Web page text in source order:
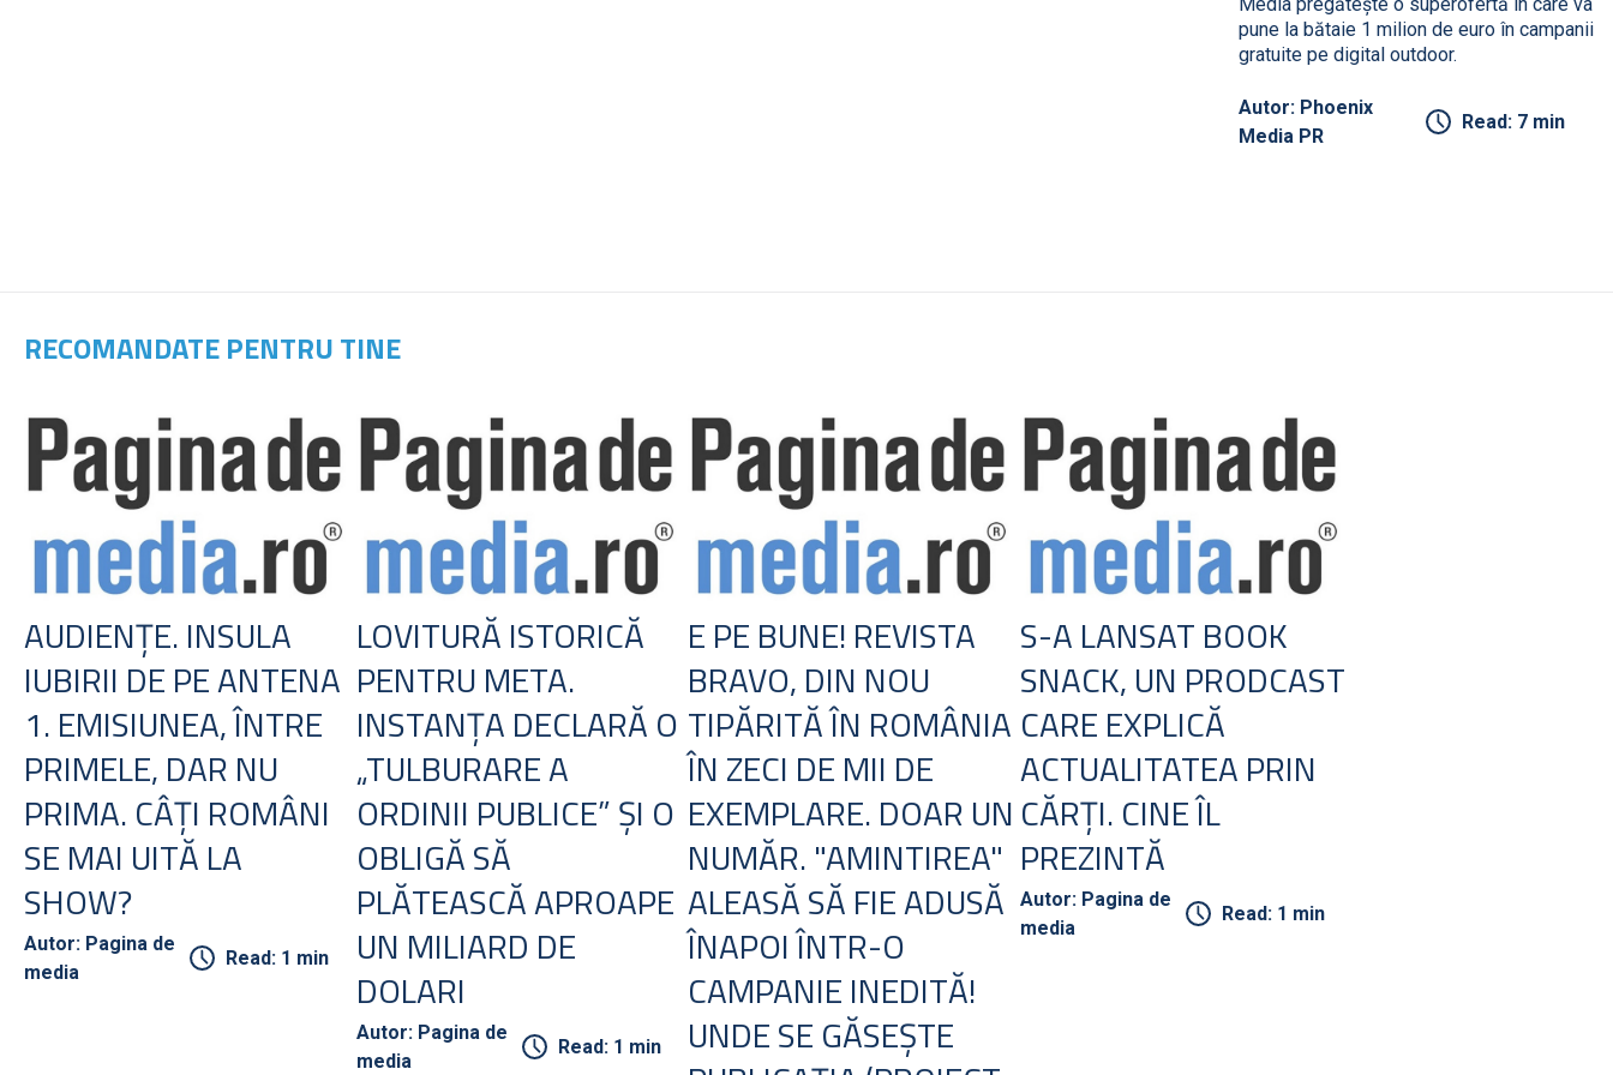
pune la bătaie 1 milion de euro în campanii
gratuite pe digital outdoor.
Autor: Phoenix
Media PR
Read: 7 min
RECOMANDATE PENTRU TINE
AUDIENŢE. INSULA
IUBIRII DE PE ANTENA
1. EMISIUNEA, ÎNTRE
PRIMELE, DAR NU
PRIMA. CÂŢI ROMÂNI
SE MAI UITĂ LA
SHOW?
Autor: Pagina de
media
Read: 1 min
LOVITURĂ ISTORICĂ
PENTRU META.
INSTANŢA DECLARĂ O
„TULBURARE A
ORDINII PUBLICE” ŞI O
OBLIGĂ SĂ
PLĂTEASCĂ APROAPE
UN MILIARD DE
DOLARI
Autor: Pagina de
media
Read: 1 min
E PE BUNE! REVISTA
BRAVO, DIN NOU
TIPĂRITĂ ÎN ROMÂNIA
ÎN ZECI DE MII DE
EXEMPLARE. DOAR UN
NUMĂR. "AMINTIREA"
ALEASĂ SĂ FIE ADUSĂ
ÎNAPOI ÎNTR-O
CAMPANIE INEDITĂ!
UNDE SE GĂSEŞTE
S-A LANSAT BOOK
SNACK, UN PRODCAST
CARE EXPLICĂ
ACTUALITATEA PRIN
CĂRŢI. CINE ÎL
PREZINTĂ
Autor: Pagina de
media
Read: 1 min